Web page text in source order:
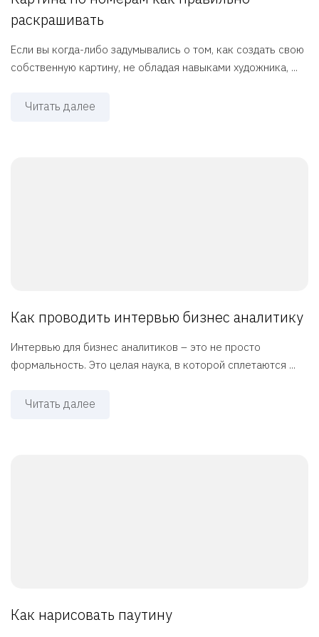
раскрашивать
Если вы когда-либо задумывались о том, как создать свою
собственную картину, не обладая навыками художника, ...
Читать далее
Как проводить интервью бизнес аналитику
Интервью для бизнес аналитиков – это не просто
формальность. Это целая наука, в которой сплетаются ...
Читать далее
Как нарисовать паутину